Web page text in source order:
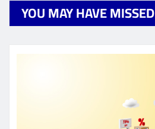
YOU MAY HAVE MISSED